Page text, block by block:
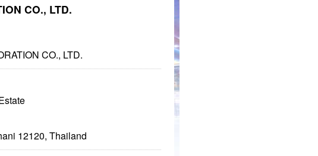
CO., LTD.
CO., LTD.
12120, Thailand